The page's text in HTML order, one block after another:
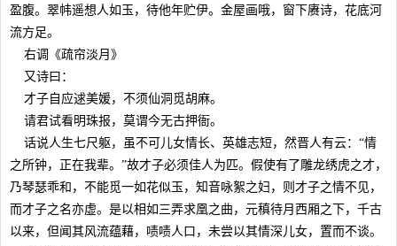
盈腹。翠帏遥想人如玉，待他年贮伊。金屋画哦，窗下赓诗，花底河
流方足。
右调《疏帘淡月》
又诗曰：
才子自应逑美媛，不须仙洞觅胡麻。
请君试看明珠报，莫谓今无古押衙。
话说人生七尺躯，虽不可儿女情长、英雄志短，然晋人有云：“情
之所钟，正在我辈。”故才子必须佳人为匹。假使有了雕龙绣虎之才，
乃琴瑟乖和，不能觅一如花似玉，知音咏絮之妇，则才子之情不见，
而才子之名亦虚。是以相如三弄求凰之曲，元稹待月西厢之下，千古
以来，但闻其风流蕴藉，啧啧人口，未尝以其情深儿女，置而不谈。